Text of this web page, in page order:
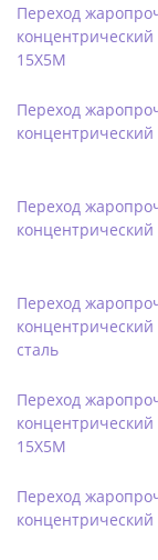
Переход
концентрический
15Х5М
Переход
концентрический
Переход
концентрический
Переход
концентрический
сталь
Переход
концентрический
15Х5М
Переход
концентрический